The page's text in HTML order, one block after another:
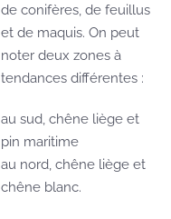
de conifères, de feuillus
et de maquis. On peut
noter deux zones à
tendances différentes :
au sud, chêne liège et
pin maritime
au nord, chêne liège et
chêne blanc.